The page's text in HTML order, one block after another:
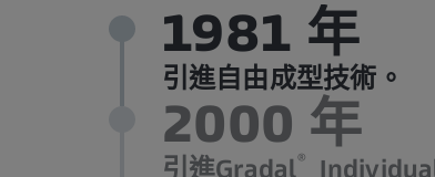
1981 年
引進自由成型技術。
2000 年
引進Gradal®